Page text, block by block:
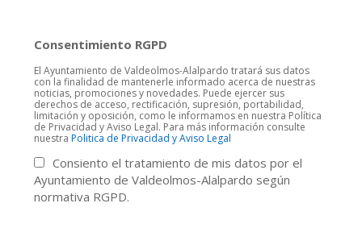
Consentimiento RGPD
El Ayuntamiento de Valdeolmos-Alalpardo tratará sus datos
con la finalidad de mantenerle informado acerca de nuestras
noticias, promociones y novedades. Puede ejercer sus
derechos de acceso, rectificación, supresión, portabilidad,
limitación y oposición, como le informamos en nuestra Política
de Privacidad y Aviso Legal. Para más información consulte
nuestra Politica de Privacidad y Aviso Legal
Consiento el tratamiento de mis datos por el
Ayuntamiento de Valdeolmos-Alalpardo según
normativa RGPD.